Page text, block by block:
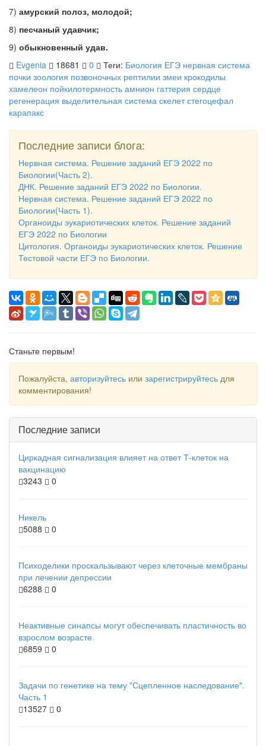
7) амурский полоз, молодой;
8) песчаный удавчик;
9) обыкновенный удав.
Evgenia
18681 0 Теги: Биология ЕГЭ нервная система
почки зоология позвоночных рептилии змеи крокодилы
хамелеон пойкилотермность амнион гаттерия сердце
регенерация выделительная система скелет стегоцефал
карапакс
Последние записи блога:
Нервная система. Решение заданий ЕГЭ 2022 по
Биологии(Часть 2).
ДНК. Решение заданий ЕГЭ 2022 по Биологии.
Нервная система. Решение заданий ЕГЭ 2022 по
Биологии(Часть 1).
Органоиды эукариотических клеток. Решение заданий
ЕГЭ 2022 по Биологии
Цитология. Органоиды эукариотических клеток. Решение
Тестовой части ЕГЭ по Биологии.
Станьте первым!
Пожалуйста, авторизуйтесь или зарегистрируйтесь для
комментирования!
Последние записи
Циркадная сигнализация влияет на ответ Т-клеток на
вакцинацию
3243
0
Никель
5088
0
Психоделики проскальзывают через клеточные мембраны
при лечении депрессии
6288
0
Неактивные синапсы могут обеспечивать пластичность во
взрослом возрасте
6859
0
Задачи по генетике на тему "Сцепленное наследование".
Часть 1
13527
0